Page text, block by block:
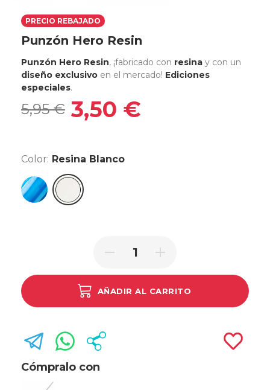
PRECIO REBAJADO
Punzón Hero Resin
Punzón Hero Resin, ¡fabricado con resina y con un
diseño exclusivo en el mercado! Ediciones
especiales.
5,95 € 3,50 €
Color: Resina Blanco
Resina Azul
Resina Blanco
AÑADIR AL CARRITO
Cómpralo con